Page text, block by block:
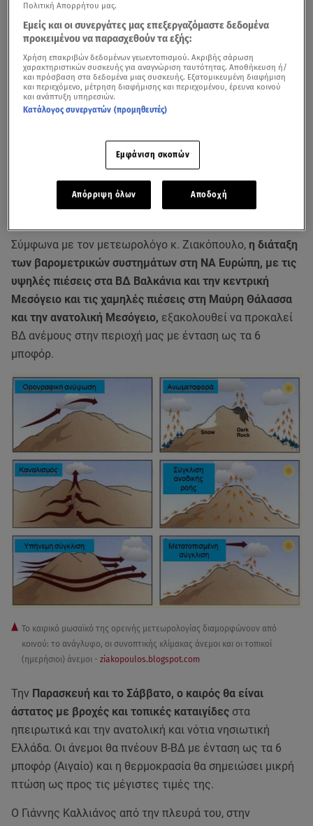
Ψυχρές αέριες μάζες θα εισβάλουν στη χώρα από
σήμερα, Πέμπτη, φέρνονταςβροχέςκαικαταιγίδες
Δείτε καθημερινά την πρόγνωση του καιρού από το Star,
σύμφωνα με την Εθνική Μετεωρολογική Υπηρεσία (ΕΜΥ)
Δημήτρης Ζιακόπουλος,τα φαινόμενα θα είναι
εντονότερα στην Ανατολική Μακεδονία, τη Θράκη, την
κεντροδυτική Στερεά Ελλάδα και την Πελοπόννησο,
τη θερμοκρασία όμως να μένει σε φυσιολογικά για την
Σύμφωνα με τον μετεωρολόγο κ. Ζιακόπουλο, η διάταξη
των βαρομετρικών συστημάτων στη ΝΑ Ευρώπη, με τις
υψηλές πιέσεις στα ΒΔ Βαλκάνια και την κεντρική
Μεσόγειο και τις χαμηλές πιέσεις στη Μαύρη Θάλασσα
και την ανατολική Μεσόγειο, εξακολουθεί να προκαλεί
ΒΔ ανέμους στην περιοχή μας με ένταση ως τα 6
μποφόρ.
Το καιρικό μωσαϊκό της ορεινής μετεωρολογίας διαμορφώνουν από
κοινού: το ανάγλυφο, οι συνοπτικής κλίμακας άνεμοι και οι τοπικοί
(ημερήσιοι) άνεμοι - ziakopoulos.blogspot.com
Την Παρασκευή και το Σάββατο, ο καιρός θα είναι
άστατος με βροχές και τοπικές καταιγίδες στα
ηπειρωτικά και την ανατολική και νότια νησιωτική
Ελλάδα. Οι άνεμοι θα πνέουν Β-ΒΔ με ένταση ως τα 6
μποφόρ (Αιγαίο) και η θερμοκρασία θα σημειώσει μικρή
πτώση ως προς τις μέγιστες τιμές της.
Ο Γιάννης Καλλιάνος από την πλευρά του, στην
Πολιτική Απορρήτου μας.
Εμείς και οι συνεργάτες μας επεξεργαζόμαστε δεδομένα
προκειμένου να παρασχεθούν τα εξής:
Χρήση επακριβών δεδομένων γεωεντοπισμού. Ακριβής σάρωση
χαρακτηριστικών συσκευής για αναγνώριση ταυτότητας. Αποθήκευση ή/
και πρόσβαση στα δεδομένα μιας συσκευής. Εξατομικευμένη διαφήμιση
και περιεχόμενο, μέτρηση διαφήμισης και περιεχομένου, έρευνα κοινού
και ανάπτυξη υπηρεσιών.
Κατάλογος συνεργατών (προμηθευτές)
Εμφάνιση σκοπών
Απόρριψη όλων Αποδοχή